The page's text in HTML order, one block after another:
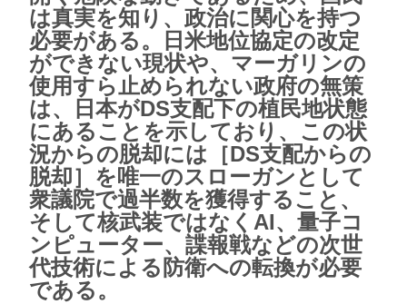
は真実を知り、政治に関心を持つ
必要がある。日米地位協定の改定
ができない現状や、マーガリンの
使用すら止められない政府の無策
は、日本がDS支配下の植民地状態
にあることを示しており、この状
況からの脱却には［DS支配からの
脱却］を唯一のスローガンとして
衆議院で過半数を獲得すること、
そして核武装ではなくAI、量子コ
ンピューター、諜報戦などの次世
代技術による防衛への転換が必要
である。